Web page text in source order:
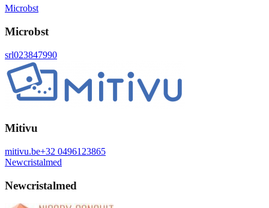
Microbst
Microbst
srl023847990
Mitivu
mitivu.be+32 0496123865
Newcristalmed
Newcristalmed